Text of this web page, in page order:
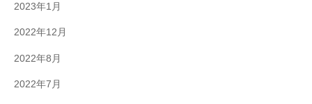
2023年1月
2022年12月
2022年8月
2022年7月